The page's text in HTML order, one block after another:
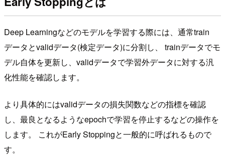
Deep Learningなどのモデルを学習する際には、通常train
データとvalidデータ(検定データ)に分割し、 trainデータでモ
デル自体を更新し、validデータで学習外データに対する汎
化性能を確認します。
より具体的にはvalidデータの損失関数などの指標を確認
し、最良となるようなepochで学習を停止するなどの操作を
します。 これがEarly Stoppingと一般的に呼ばれるもので
す。